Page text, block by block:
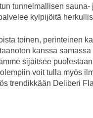
tunnelmallisen
kylpijöitä
toinen, perinteinen
kanssa
sijaitsee
voit tulla myös
trendikkään Deliberi